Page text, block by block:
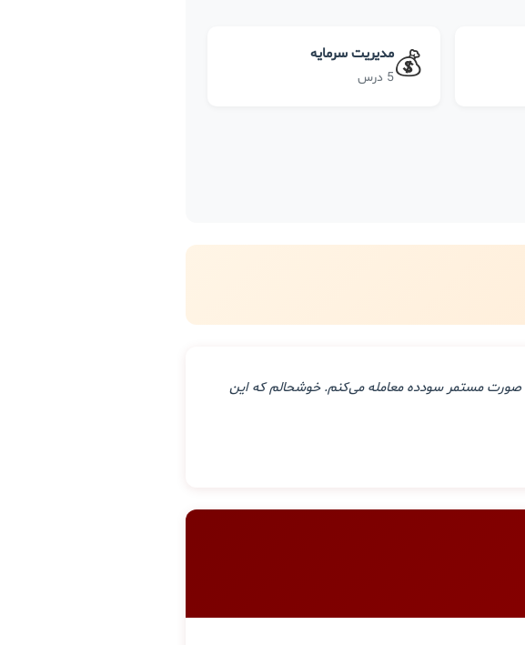
💰مدیریت سرمایه
5 درس
صورت مستمر سودده معامله می‌کنم. خوشحالم که این